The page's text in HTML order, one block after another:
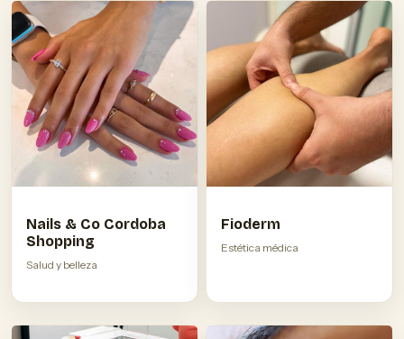
Nails & Co Cordoba
Shopping
Salud y belleza
Fioderm
Estética médica